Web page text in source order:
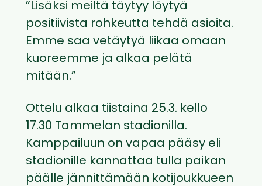
”Lisäksi meiltä täytyy löytyä
positiivista rohkeutta tehdä asioita.
Emme saa vetäytyä liikaa omaan
kuoreemme ja alkaa pelätä
mitään.”
Ottelu alkaa tiistaina 25.3. kello
17.30 Tammelan stadionilla.
Kamppailuun on vapaa pääsy eli
stadionille kannattaa tulla paikan
päälle jännittämään kotijoukkueen